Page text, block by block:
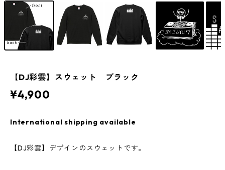
【DJ彩雲】スウェット ブラック
¥4,900
International shipping available
【DJ彩雲】デザインのスウェットです。